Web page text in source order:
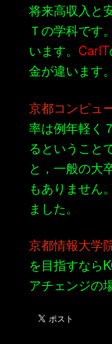
将来高収入と
Ｔの学科です
います。 CarIT
金が違います。
京都コンピュ
率は例年軽く
るということ
と，一般の大
もありません
ました。
京都情報大学
を目指すなら
アチェンジの